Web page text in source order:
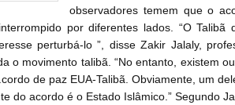
observadores temem que o
por diferentes lados. “O Talibã
perturbá-lo ”, disse Zakir Jalaly,
o movimento talibã. “No entanto, existem
de paz EUA-Talibã. Obviamente, um
do acordo é o Estado Islâmico. ” Segundo